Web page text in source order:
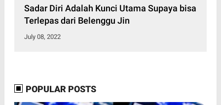
Sadar Diri Adalah Kunci Utama Supaya bisa
Terlepas dari Belenggu Jin
July 08, 2022
POPULAR POSTS